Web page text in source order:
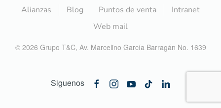
Alianzas Blog Puntos de venta
Intranet
Web mail
© 2026 Grupo T&C, Av. Marcelino García Barragán No. 1639
Siguenos